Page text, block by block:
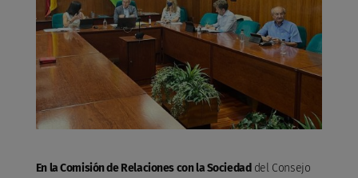
En la Comisión de Relaciones con la Sociedad del Consejo